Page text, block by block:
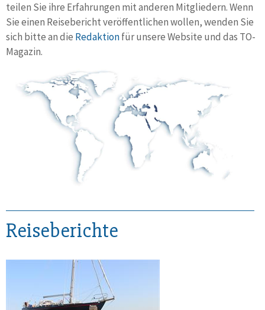
teilen Sie ihre Erfahrungen mit anderen Mitgliedern. Wenn
Sie einen Reisebericht veröffentlichen wollen, wenden Sie
sich bitte an die Redaktionfür unsere Website und das TO-
Magazin.
Reiseberichte